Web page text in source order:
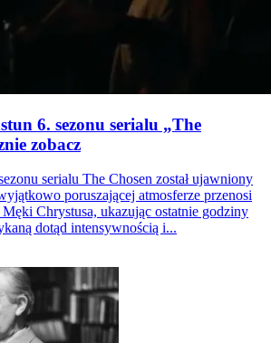
6. sezonu serialu „The
zobacz
serialu The Chosen został ujawniony
poruszającej atmosferze przenosi
Chrystusa, ukazując ostatnie godziny
dotąd intensywnością i...